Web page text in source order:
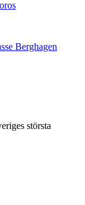
Berghagen
största